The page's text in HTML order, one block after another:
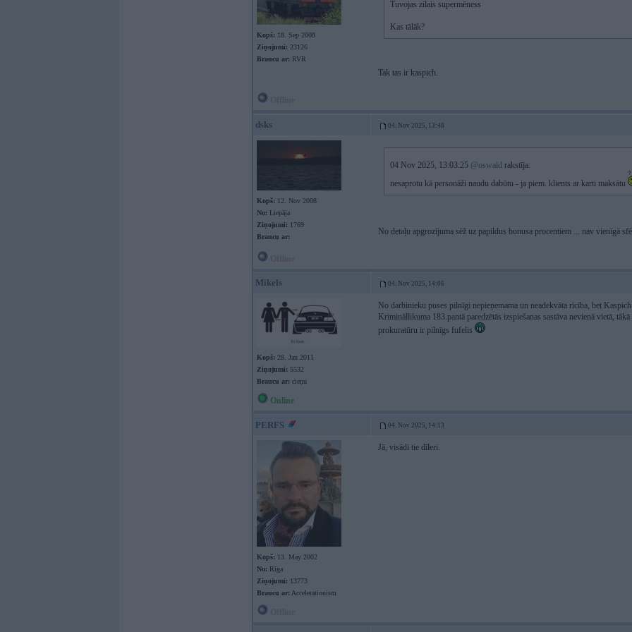
Kopš: 18. Sep 2008
Ziņojumi: 23126
Braucu ar: RVR
Tuvojas zilais supermēness
Kas tālāk?
Tak tas ir kaspich.
dsks 04. Nov 2025, 13:48
Kopš: 12. Nov 2008
No: Liepāja
Ziņojumi: 1769
Braucu ar:
04 Nov 2025, 13:03:25 @oswald rakstīja:
nesaprotu kā personāži naudu dabūtu - ja piem. klients ar karti maksātu
No detaļu apgrozījuma sēž uz papildus bonusa procentiem ... nav vienīgā
Mikels 04. Nov 2025, 14:06
Kopš: 28. Jan 2011
Ziņojumi: 5532
Braucu ar: cieņu
No darbinieku puses pilnīgi nepieņemama un neadekvāta rīcība, bet
Krimināllikuma 183.pantā paredzētās izspiešanas sastāva nevienā vietā,
prokuratūru ir pilnīgs fufelis
Online
PERFS 04. Nov 2025, 14:13
Kopš: 13. May 2002
No: Rīga
Ziņojumi: 13773
Braucu ar: Accelerationism
Jā, visādi tie dīleri.